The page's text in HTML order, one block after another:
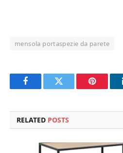
mensola portaspezie da parete
FacebookTwitter Pinterest
RELATED POSTS